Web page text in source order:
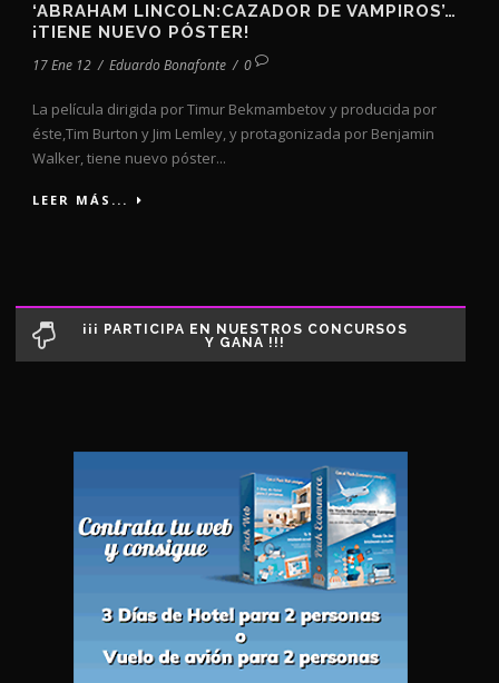
‘ABRAHAM LINCOLN:CAZADOR DE VAMPIROS’…
¡TIENE NUEVO PÓSTER!
17 Ene 12 / Eduardo Bonafonte / 0
La película dirigida por Timur Bekmambetov y producida por
éste,Tim Burton y Jim Lemley, y protagonizada por Benjamin
Walker, tiene nuevo póster...
LEER MÁS...
¡¡¡ PARTICIPA EN NUESTROS CONCURSOS
Y GANA !!!